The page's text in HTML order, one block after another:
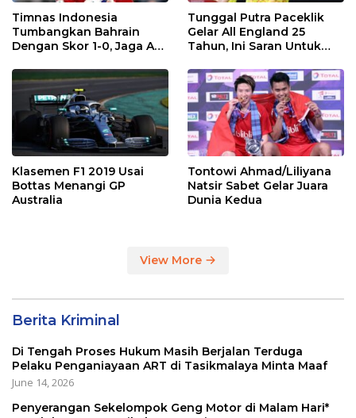
Timnas Indonesia
Tumbangkan Bahrain
Dengan Skor 1-0, Jaga Asa
Tunggal Putra Paceklik
Gelar All England 25
Tahun, Ini Saran Untuk
Klasemen F1 2019 Usai
Bottas Menangi GP
Australia
Tontowi Ahmad/Liliyana
Natsir Sabet Gelar Juara
Dunia Kedua
View More
Berita Kriminal
Di Tengah Proses Hukum Masih Berjalan Terduga
Pelaku Penganiayaan ART di Tasikmalaya Minta Maaf
June 14, 2026
Penyerangan Sekelompok Geng Motor di Malam Hari*